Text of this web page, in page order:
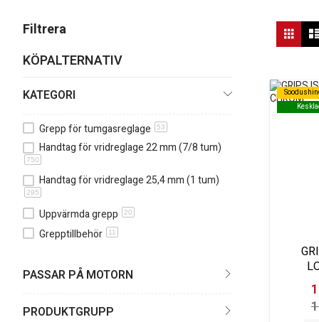
Behöver du hjälp att välja gripid till just din motorcykel eller
Visa
som
Rutnät
Filtrera
KÖPALTERNATIV
KATEGORI
Grepp för tumgasreglage 53
Handtag för vridreglage 22 mm (7/8 tum)
750
Handtag för vridreglage 25,4 mm (1 tum)
295
Uppvärmda grepp 20
Grepptillbehör 11
PASSAR PÅ MOTORN
PRODUKTGRUPP